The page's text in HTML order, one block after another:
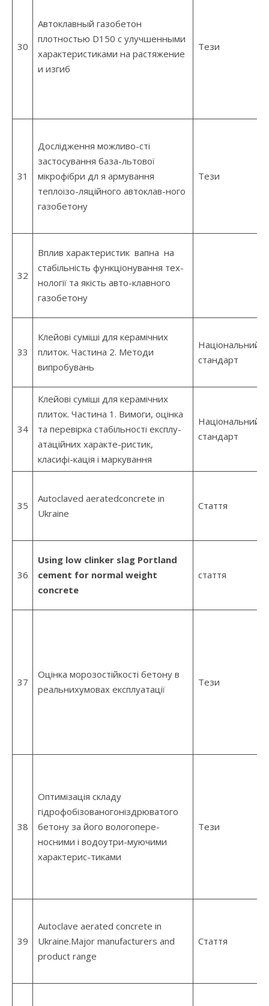
30
Автоклавный газобетон
плотностью D150 с улучшенными
характеристиками на растяжение
и изгиб
Тези
31
Дослідження можливо-сті
застосування база-льтової
мікрофібри дл я армування
теплоізо-ляційного автоклав-ного
газобетону
Тези
32
Вплив характеристик вапна на
стабільність функціонування тех-
нології та якість авто-клавного
газобетону
33
Клейові суміші для керамічних
плиток. Частина 2. Методи
випробувань
Національний
стандарт
34
Клейові суміші для керамічних
плиток. Частина 1. Вимоги, оцінка
та перевірка стабільності експлу-
атаційних характе-ристик,
класифі-кація і маркування
Національний
стандарт
35
Autoclaved aeratedconcrete in
Ukraine
Стаття
36
Using low clinker slag Portland
cement for normal weight
concrete
стаття
37
Оцінка морозостійкості бетону в
реальнихумовах експлуатації
Тези
38
Оптимізація складу
гідрофобізованогоніздрюватого
бетону за його вологопере-
носними і водоутри-муючими
характерис-тиками
Тези
39
Autoclave aerated concrete in
Ukraine.Major manufacturers and
product range
Стаття